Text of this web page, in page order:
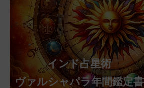
インド占星術
ヴァルシャパラ年間鑑定書